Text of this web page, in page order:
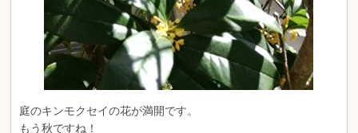
庭のキンモクセイの花が満開です。
もう秋ですね！